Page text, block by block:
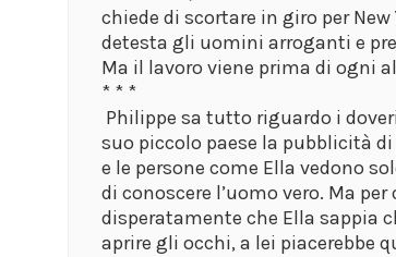
chiede di scortare in giro per
detesta gli uomini arroganti e
Ma il lavoro viene prima di ogni
* * *
Philippe sa tutto riguardo i
suo piccolo paese la pubblicità
e le persone come Ella vedono
di conoscere l’uomo vero. Ma
disperatamente che Ella sappia
aprire gli occhi, a lei piacerebbe